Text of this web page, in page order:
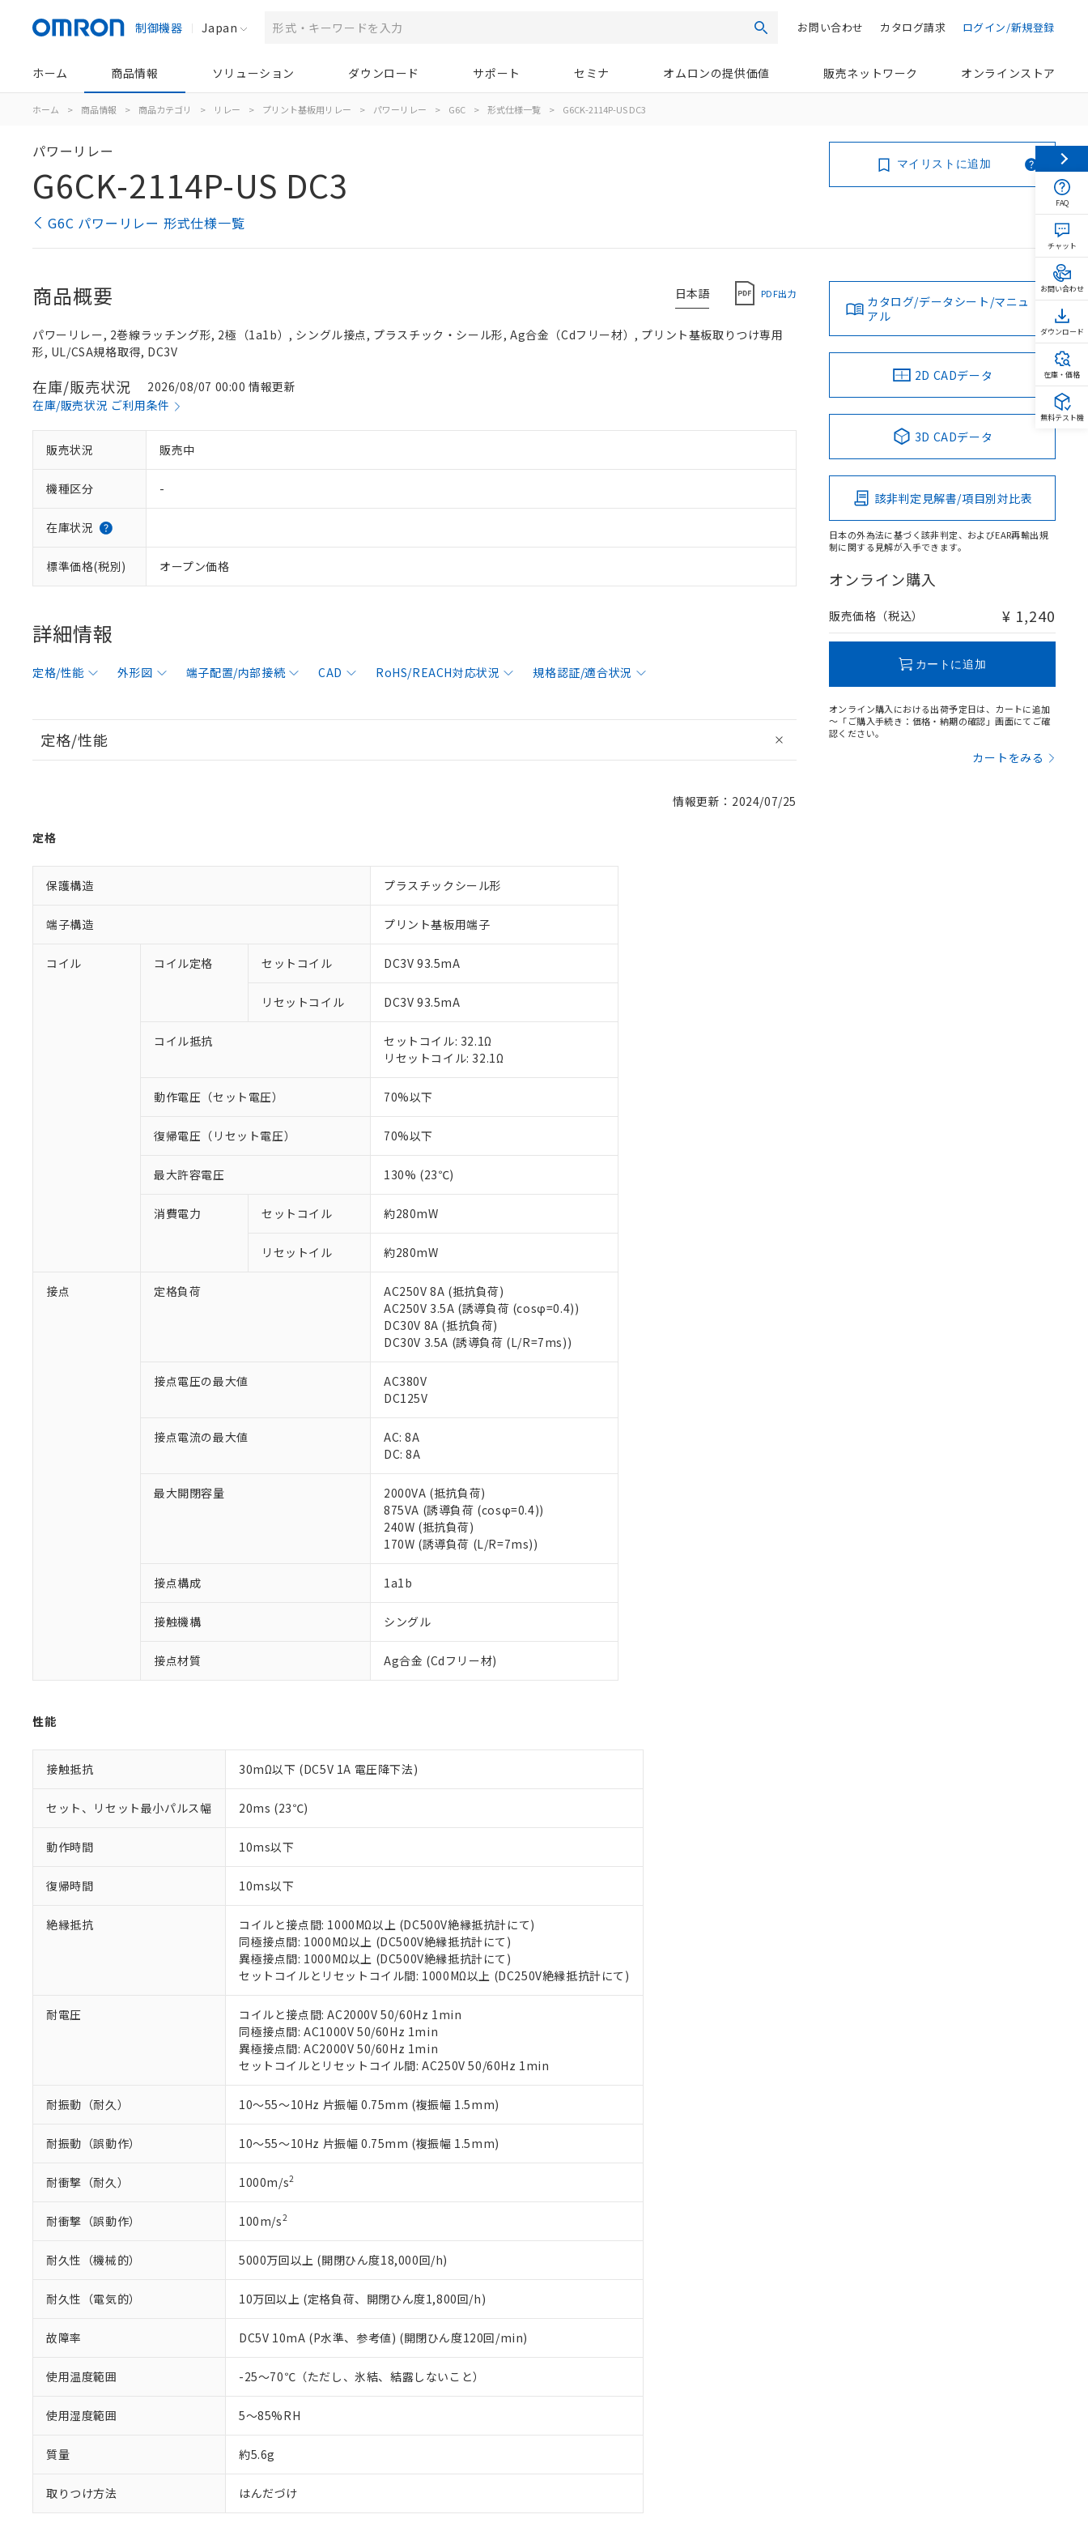
制御機器 Japan 検索 ログイン/新規登録
カタログ請求
お問い合わせ
ホーム 商品情報 ソリューション ダウンロード サポート セミナ オムロンの提供価値 販売ネットワーク オンラインストア
ホーム > 商品情報 > 商品カテゴリ > リレー > プリント基板用リレー > パワーリレー > G6C > 形式仕様一覧 > G6CK-2114P-US DC3
パワーリレー
G6CK-2114P-US DC3
G6C パワーリレー 形式仕様一覧
マイリストに追加
日本語 PDF出力
商品概要
パワーリレー, 2巻線ラッチング形, 2極（1a1b）, シングル接点, プラスチック・シール形, Ag合金（Cdフリー材）, プリント基板取りつけ専用
形, UL/CSA規格取得, DC3V
在庫/販売状況
2026/08/07 00:00 情報更新
在庫/販売状況 ご利用条件
販売状況 販売中
機種区分 -
在庫状況
標準価格(税別) オープン価格
詳細情報
定格/性能 外形図 端子配置/内部接続 CAD RoHS/REACH対応状況 規格認証/適合状況
定格/性能
情報更新：2024/07/25
定格
保護構造 プラスチックシール形
端子構造 プリント基板用端子
コイル コイル定格 セットコイル DC3V 93.5mA
リセットコイル DC3V 93.5mA
コイル抵抗
セットコイル: 32.1Ω
リセットコイル: 32.1Ω
動作電圧（セット電圧） 70%以下
復帰電圧（リセット電圧） 70%以下
最大許容電圧 130% (23℃)
消費電力 セットコイル 約280mW
リセットイル 約280mW
接点 定格負荷
AC250V 8A (抵抗負荷)
AC250V 3.5A (誘導負荷 (cosφ=0.4))
DC30V 8A (抵抗負荷)
DC30V 3.5A (誘導負荷 (L/R=7ms))
接点電圧の最大値
AC380V
DC125V
接点電流の最大値
AC: 8A
DC: 8A
最大開閉容量
2000VA (抵抗負荷)
875VA (誘導負荷 (cosφ=0.4))
240W (抵抗負荷)
170W (誘導負荷 (L/R=7ms))
接点構成 1a1b
接触機構 シングル
接点材質 Ag合金 (Cdフリー材)
性能
接触抵抗 30mΩ以下 (DC5V 1A 電圧降下法)
セット、リセット最小パルス幅 20ms (23℃)
動作時間 10ms以下
復帰時間 10ms以下
絶縁抵抗
コイルと接点間: 1000MΩ以上 (DC500V絶縁抵抗計にて)
同極接点間: 1000MΩ以上 (DC500V絶縁抵抗計にて)
異極接点間: 1000MΩ以上 (DC500V絶縁抵抗計にて)
セットコイルとリセットコイル間: 1000MΩ以上 (DC250V絶縁抵抗計にて)
耐電圧
コイルと接点間: AC2000V 50/60Hz 1min
同極接点間: AC1000V 50/60Hz 1min
異極接点間: AC2000V 50/60Hz 1min
セットコイルとリセットコイル間: AC250V 50/60Hz 1min
耐振動（耐久） 10～55～10Hz 片振幅 0.75mm (複振幅 1.5mm)
耐振動（誤動作） 10～55～10Hz 片振幅 0.75mm (複振幅 1.5mm)
耐衝撃（耐久） 1000m/s2
耐衝撃（誤動作） 100m/s2
耐久性（機械的） 5000万回以上 (開閉ひん度18,000回/h)
耐久性（電気的） 10万回以上 (定格負荷、開閉ひん度1,800回/h)
故障率 DC5V 10mA (P水準、参考値) (開閉ひん度120回/min)
使用温度範囲 -25～70℃（ただし、氷結、結露しないこと）
使用湿度範囲 5～85%RH
質量 約5.6g
取りつけ方法 はんだづけ
カタログ/データシート/マニュ
アル
2D CADデータ
3D CADデータ
該非判定見解書/項目別対比表
日本の外為法に基づく該非判定、およびEAR再輸出規
制に関する見解が入手できます。
オンライン購入
販売価格（税込） ¥ 1,240
カートに追加
オンライン購入における出荷予定日は、カートに追加
～「ご購入手続き：価格・納期の確認」画面にてご確
認ください。
カートをみる
以下の条件をお読みいただき、同意のうえご利用ください。
本サービスは、当社制御機器事業取扱商品の当社在庫状況および標準価格(税抜)を提供させていただ
当社制御機器事業取扱商品の中には、本サービスの対象外となる商品もあることをご了承ください。
在庫状況および標準価格照会結果は、記載している更新日時点での社内データに基づき作成されるも
のであり、閲覧された時点での実際の在庫および標準価格とは異なる場合があることをご了承くださ
オムロン制御機器販売店や当社販売拠点は「販売ネットワーク
」をご確認ください。
在庫状況および標準価格結果を当社の事前の承諾なく第三者に漏洩または開示しないようお願いしま
マイパーツ機能（部品リスト作成サービス）をご利用いただくには、I-Webメンバーズにご登録され
ている必要があります。
が、当社の製品・サービスに関するお客様との取引・商談に必要な範囲で利用することをご了承くだ
さい。
※当社の共同利用者とは、
いる法人を指します。
対応済み：EU RoHS指令（10物質）の非含有に対応した製品が提供可能な商品です。
対応予定：EU RoHS指令（10物質）の非含有に対応した製品に切り替える予定のある商品です。
対応予定なし：EU RoHS指令（10物質）の非含有に非対応の商品で、対応品を出す予定はありません。
調査・確認中：EU RoHS指令（10物質）の非含有の対応状況を調査中または確認中の商品です。
非該当品：ライセンス料など無形物で、有害物質有無と関係のない商品です。
仕入先様の事情により、非含有部品としていたものが、含有品と判明した場合などやむを得ず変更すること
鉛(Pb) 1000ppm以下、 水銀(Hg) 1000ppm以下、 カドミウム(Cd) 100ppm以下、
ル（DBP） 1000ppm以下、フタル酸ジイソブチル (DIBP) 1000ppm以下
部品在庫の切り替え状況などにより、予定月が前後することがあります。
下記の非含有証明書をダウンロードすることができます。
EU RoHS指令（10物質）の非含有証明書
51物質の非含有証明書（当社基準）
※本証明書は発行日時点で非含有を証明するもので、過去に遡って非含有を証明するものではありません。
また、RoHS指令のフタル酸エステル類４物質の対応では、対応完了までの期間は出荷製品に未対応品が
混在することから備考欄に対応日を記載しておりました。
り割愛しております。
「○」：最大均質材料含有率が中国RoHSの基準値以下であることを示します。
「×」：最大均質材料含有率が中国RoHSの基準値を超えていることを示します。
「－」：未確認です。当社販売部門へお問い合わせください。
*中国RoHS10物質の基準値 (GB/T26572)：
Pb(鉛) :1000ppm、 Hg(水銀) : 1000ppm、 Cd(カドミウム) : 100ppm、
Cr(Ⅵ)(六価クロム) : 1000ppm、 PBBs(ポリ臭化ビフェニル類) : 1000ppm、 PBDEs(ポリ臭化ジフェニルエーテル類) : 1000ppm、
※2 環境保護使用期限
「ｅ」：有害物質（10物質）のすべてが基準値以下であることを示します。
「10」：通常の使用状況下において有害物質が外部に漏えいし、環境に深刻な影響を及ぼさない年数を意
「－」：未確認です。当社販売部門へお問い合わせください。
当社は、これら貴社製品のうち、外国為替および外国貿易法に定める商品（以下｢規制貨物等」とい
う）を輸出または国外への提供する場合は、日本国政府の輸出許可(または役務取引許可)を取得する
当社は規制貨物を破棄する場合は、完全に破砕するなど、違法に輸出されないよう必要な手段を講じ
ます。
また当社は、販売先および販売に係わる関係者が違法に輸出するおそれがある場合は、取り引きをい
たしません。
－
在庫なし(最新の在庫状況については、お客様のお取引先、またはお客様担当のオムロン制御
機器販売店・当社販売員にご確認ください)
空
白
受注生産機種、また在庫状況の情報を公開していない機種
FAQ
チャット
お問い合わせ
ダウンロード
在庫・価格
無料テスト機